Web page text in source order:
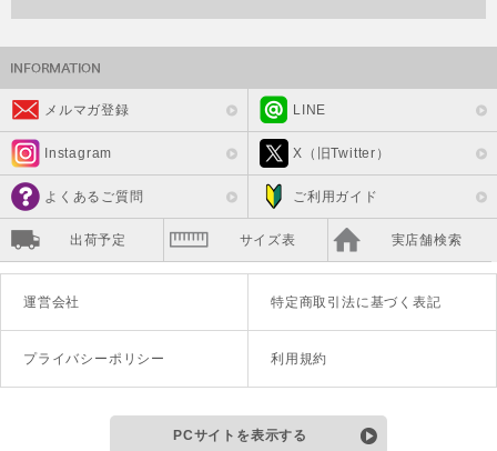
メルマガ登録 LINE
Instagram X（旧Twitter）
よくあるご質問 ご利用ガイド
出荷予定 サイズ表 実店舗検索
運営会社 特定商取引法に基づく表記
プライバシーポリシー 利用規約
PCサイトを表示する